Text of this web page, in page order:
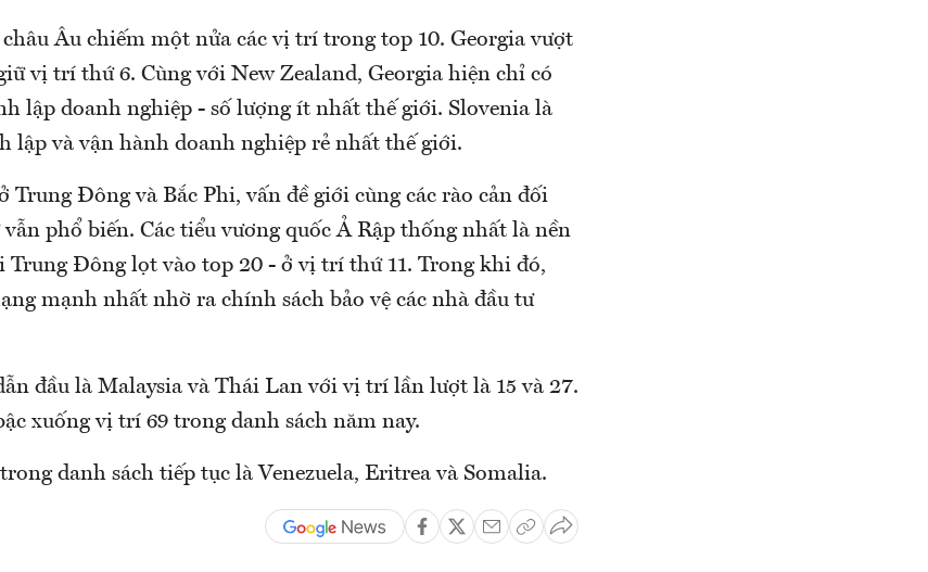
Âu chiếm một nửa các vị trí trong top 10. Georgia vượt
vị trí thứ 6. Cùng với New Zealand, Georgia hiện chỉ có
lập doanh nghiệp - số lượng ít nhất thế giới. Slovenia là
lập và vận hành doanh nghiệp rẻ nhất thế giới.
Trung Đông và Bắc Phi, vấn đề giới cùng các rào cản đối
phổ biến. Các tiểu vương quốc Ả Rập thống nhất là nền
Trung Đông lọt vào top 20 - ở vị trí thứ 11. Trong khi đó,
mạnh nhất nhờ ra chính sách bảo vệ các nhà đầu tư
đầu là Malaysia và Thái Lan với vị trí lần lượt là 15 và 27.
xuống vị trí 69 trong danh sách năm nay.
danh sách tiếp tục là Venezuela, Eritrea và Somalia.